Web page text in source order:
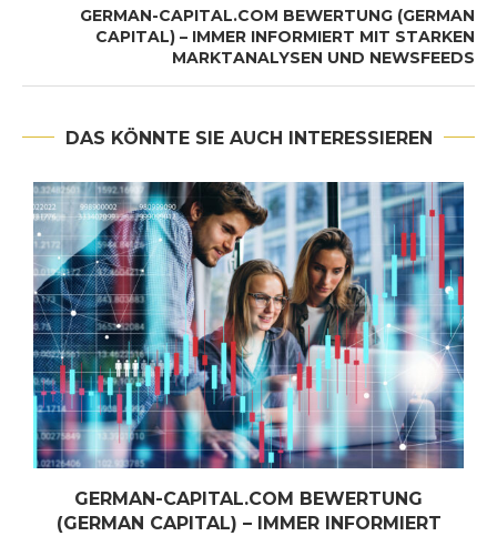
GERMAN-CAPITAL.COM BEWERTUNG (GERMAN
CAPITAL) – IMMER INFORMIERT MIT STARKEN
MARKTANALYSEN UND NEWSFEEDS
DAS KÖNNTE SIE AUCH INTERESSIEREN
GERMAN-CAPITAL.COM BEWERTUNG
(GERMAN CAPITAL) – IMMER INFORMIERT